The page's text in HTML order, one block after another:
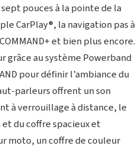
pouces à la pointe de la
CarPlay®, la navigation pas à
et bien plus encore.
grâce au système Powerband
pour définir l’ambiance du
parleurs offrent un son
à verrouillage à distance, le
du coffre spacieux et
moto, un coffre de couleur